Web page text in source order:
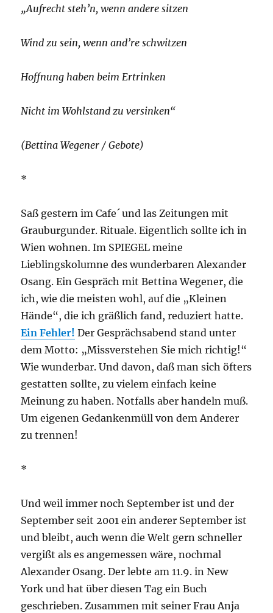
„Aufrecht steh’n, wenn andere sitzen
Wind zu sein, wenn and’re schwitzen
Hoffnung haben beim Ertrinken
Nicht im Wohlstand zu versinken“
(Bettina Wegener / Gebote)
*
Saß gestern im Cafe´ und las Zeitungen mit
Grauburgunder. Rituale. Eigentlich sollte ich in
Wien wohnen. Im SPIEGEL meine
Lieblingskolumne des wunderbaren Alexander
Osang. Ein Gespräch mit Bettina Wegener, die
ich, wie die meisten wohl, auf die „Kleinen
Hände“, die ich gräßlich fand, reduziert hatte.
Ein Fehler! Der Gesprächsabend stand unter
dem Motto: „Missverstehen Sie mich richtig!“
Wie wunderbar. Und davon, daß man sich öfters
gestatten sollte, zu vielem einfach keine
Meinung zu haben. Notfalls aber handeln muß.
Um eigenen Gedankenmüll von dem Anderer
zu trennen!
*
Und weil immer noch September ist und der
September seit 2001 ein anderer September ist
und bleibt, auch wenn die Welt gern schneller
vergißt als es angemessen wäre, nochmal
Alexander Osang. Der lebte am 11.9. in New
York und hat über diesen Tag ein Buch
geschrieben. Zusammen mit seiner Frau Anja